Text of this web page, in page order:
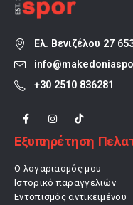
Ελ. Βενιζέλου 27
+30 2510 836281
Εξυπηρέτηση
Ο λογαριασμός μου
Ιστορικό παραγγελιών
Εντοπισμός αντικειμένου